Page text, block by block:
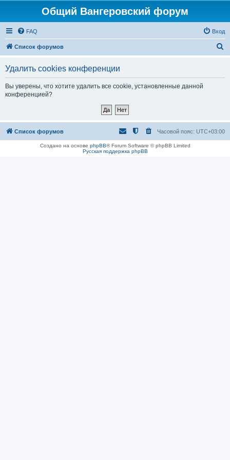
Общий Вангеровский форум
FAQ Вход
Список форумов
Удалить cookies конференции
Вы уверены, что хотите удалить все cookie, установленные данной
конференцией?
Список форумов Часовой пояс: UTC+03:00
Создано на основе phpBB® Forum Software © phpBB Limited
Русская поддержка phpBB